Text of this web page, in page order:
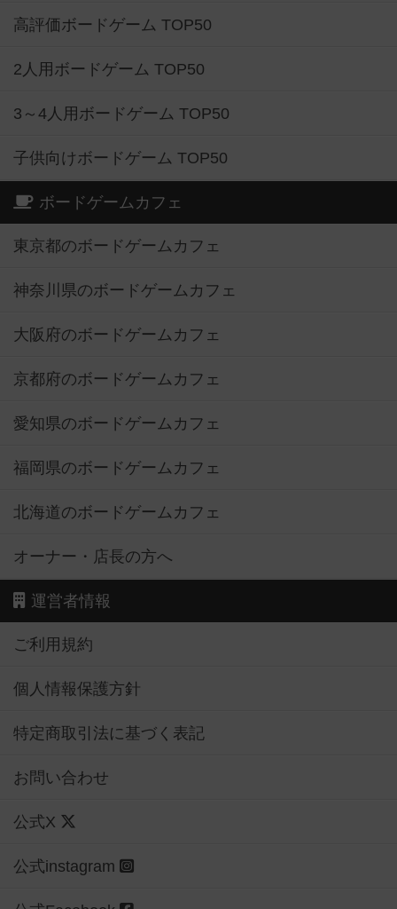
高評価ボードゲーム TOP50
2人用ボードゲーム TOP50
3～4人用ボードゲーム TOP50
子供向けボードゲーム TOP50
ボードゲームカフェ
東京都のボードゲームカフェ
神奈川県のボードゲームカフェ
大阪府のボードゲームカフェ
京都府のボードゲームカフェ
愛知県のボードゲームカフェ
福岡県のボードゲームカフェ
北海道のボードゲームカフェ
オーナー・店長の方へ
運営者情報
ご利用規約
個人情報保護方針
特定商取引法に基づく表記
お問い合わせ
公式X
公式instagram